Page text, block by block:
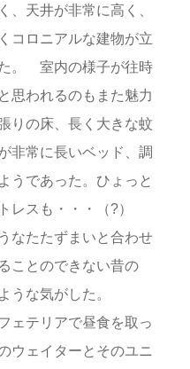
天井が非常に高く、
コロニアルな建物が立
。 室内の様子が往時
思われるのもまた魅力
りの床、長く大きな蚊
非常に長いベッド、調
うであった。ひょっと
レスも・・・（?）
なたたずまいと合わせ
ことのできない昔の
うな気がした。
ェテリアで昼食を取っ
ウェイターとそのユニ